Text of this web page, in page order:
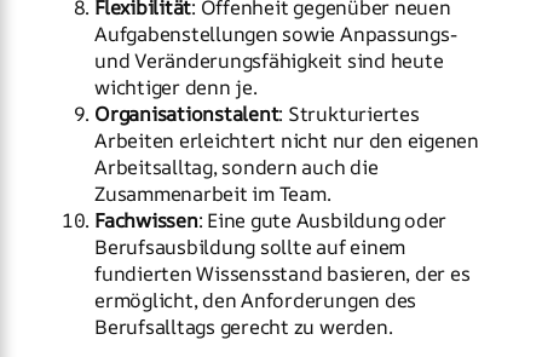
Flexibilität: Offenheit gegenüber neuen
Aufgabenstellungen sowie Anpassungs-
und Veränderungsfähigkeit sind heute
wichtiger denn je.
Organisationstalent: Strukturiertes
Arbeiten erleichtert nicht nur den eigenen
Arbeitsalltag, sondern auch die
Zusammenarbeit im Team.
Fachwissen: Eine gute Ausbildung oder
Berufsausbildung sollte auf einem
fundierten Wissensstand basieren, der es
ermöglicht, den Anforderungen des
Berufsalltags gerecht zu werden.